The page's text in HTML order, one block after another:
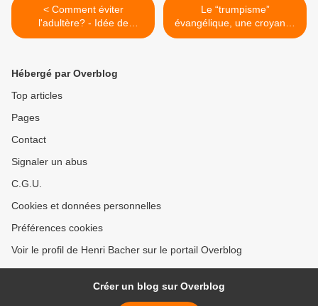
< Comment éviter
l'adultère? - Idée de
prédication
Le “trumpisme”
évangélique, une croyance
bien performante? >
Hébergé par Overblog
Top articles
Pages
Contact
Signaler un abus
C.G.U.
Cookies et données personnelles
Préférences cookies
Voir le profil de Henri Bacher sur le portail Overblog
Créer un blog sur Overblog